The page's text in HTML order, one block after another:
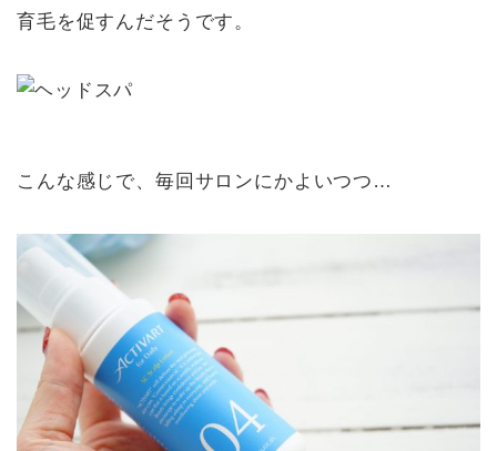
育毛を促すんだそうです。
こんな感じで、毎回サロンにかよいつつ…